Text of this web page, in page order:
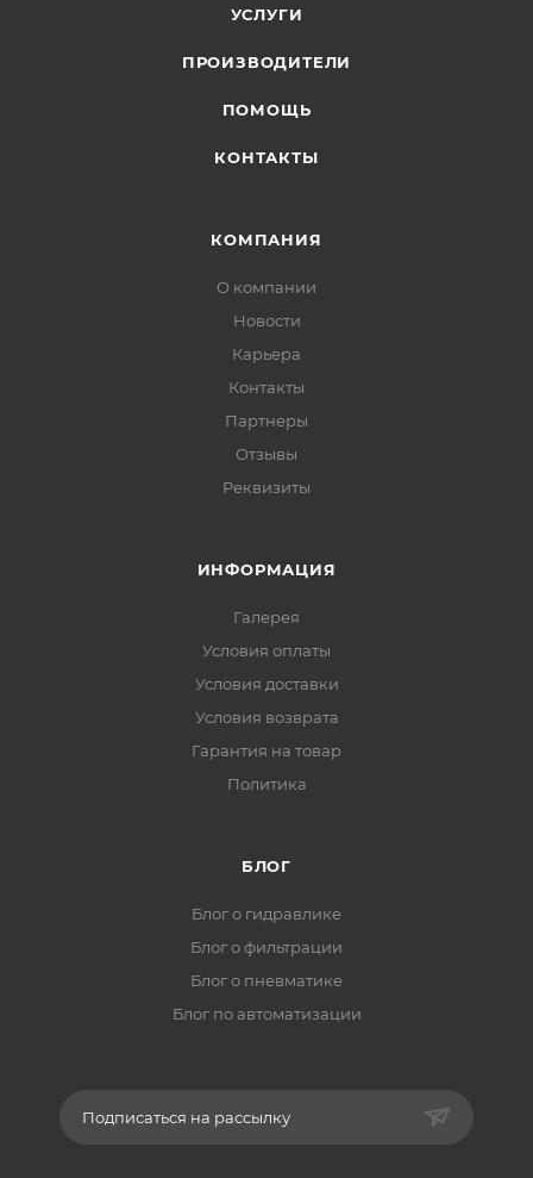
УСЛУГИ
ПРОИЗВОДИТЕЛИ
ПОМОЩЬ
КОНТАКТЫ
КОМПАНИЯ
О компании
Новости
Карьера
Контакты
Партнеры
Отзывы
Реквизиты
ИНФОРМАЦИЯ
Галерея
Условия оплаты
Условия доставки
Условия возврата
Гарантия на товар
Политика
БЛОГ
Блог о гидравлике
Блог о фильтрации
Блог о пневматике
Блог по автоматизации
Подписаться на рассылку